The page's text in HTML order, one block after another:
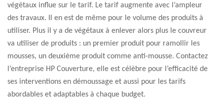
végétaux influe sur le tarif. Le tarif augmente avec l’ampleur
des travaux. Il en est de même pour le volume des produits à
utiliser. Plus il y a de végétaux à enlever alors plus le couvreur
va utiliser de produits : un premier produit pour ramollir les
mousses, un deuxième produit comme anti-mousse. Contactez
l’entreprise HP Couverture, elle est célèbre pour l’efficacité de
ses interventions en démoussage et aussi pour les tarifs
abordables et adaptables à chaque budget.